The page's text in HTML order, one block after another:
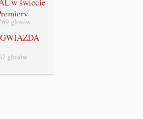
części
NIE
głosów
głosów